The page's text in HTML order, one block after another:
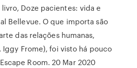
Doze pacientes: vida e
Bellevue. O que importa são
das relações humanas,
Iggy Frome), foi visto há pouco
Room. 20 Mar 2020